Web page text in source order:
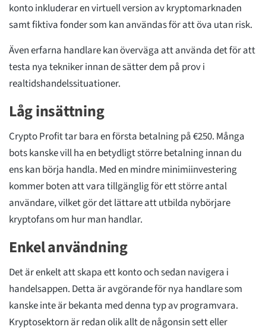
konto inkluderar en virtuell version av kryptomarknaden
samt fiktiva fonder som kan användas för att öva utan risk.
Även erfarna handlare kan överväga att använda det för att
testa nya tekniker innan de sätter dem på prov i
realtidshandelssituationer.
Låg insättning
Crypto Profit tar bara en första betalning på €250. Många
bots kanske vill ha en betydligt större betalning innan du
ens kan börja handla. Med en mindre minimiinvestering
kommer boten att vara tillgänglig för ett större antal
användare, vilket gör det lättare att utbilda nybörjare
kryptofans om hur man handlar.
Enkel användning
Det är enkelt att skapa ett konto och sedan navigera i
handelsappen. Detta är avgörande för nya handlare som
kanske inte är bekanta med denna typ av programvara.
Kryptosektorn är redan olik allt de någonsin sett eller